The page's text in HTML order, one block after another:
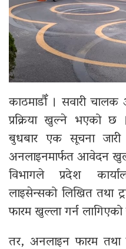
काठमाडौँ । सवारी
प्रक्रिया खुल्ने भएको छ
बुधबार एक सूचना
अनलाइनमार्फत आवेदन
विभागले प्रदेश
लाइसेन्सको लिखित तथा
फारम खुल्ला गर्न
तर, अनलाइन फारम तथा